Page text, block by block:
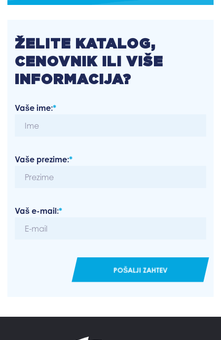
ŽELITE KATALOG,
CENOVNIK ILI VIŠE
INFORMACIJA?
Vaše ime:*
Vaše prezime:*
Vaš e-mail:*
POŠALJI ZAHTEV